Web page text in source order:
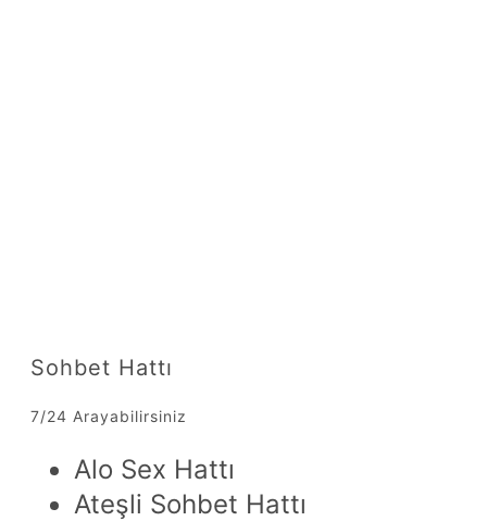
Sohbet Hattı
7/24 Arayabilirsiniz
Alo Sex Hattı
Ateşli Sohbet Hattı